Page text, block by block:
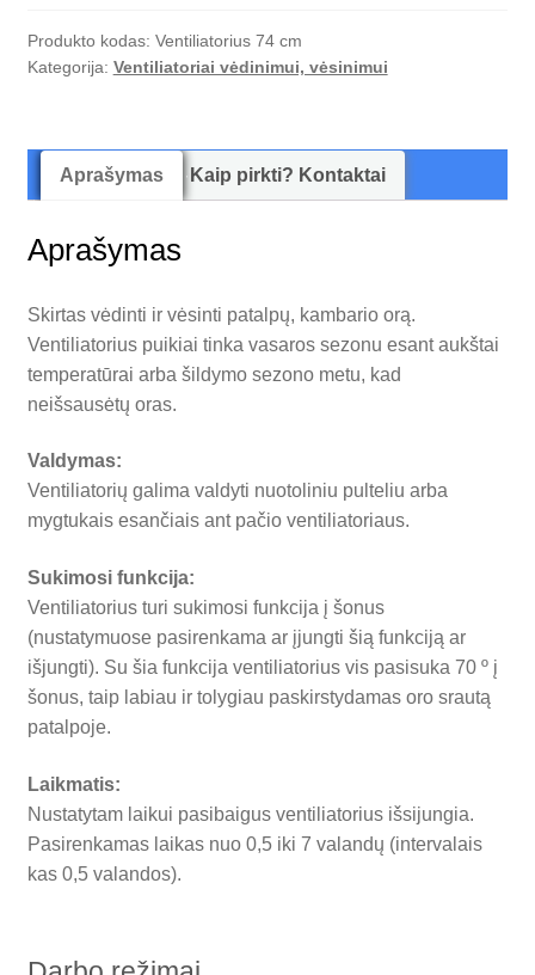
nuotoliniu
valdymo
cm
Produkto kodas: Ventiliatorius 74 cm
Kategorija: Ventiliatoriai vėdinimui, vėsinimui
Aprašymas Kaip pirkti? Kontaktai
Aprašymas
Skirtas vėdinti ir vėsinti patalpų, kambario orą.
Ventiliatorius puikiai tinka vasaros sezonu esant aukštai
temperatūrai arba šildymo sezono metu, kad
neišsausėtų oras.
Valdymas:
Ventiliatorių galima valdyti nuotoliniu pulteliu arba
mygtukais esančiais ant pačio ventiliatoriaus.
Sukimosi funkcija:
Ventiliatorius turi sukimosi funkcija į šonus
(nustatymuose pasirenkama ar įjungti šią funkciją ar
išjungti). Su šia funkcija ventiliatorius vis pasisuka 70 º į
šonus, taip labiau ir tolygiau paskirstydamas oro srautą
patalpoje.
Laikmatis:
Nustatytam laikui pasibaigus ventiliatorius išsijungia.
Pasirenkamas laikas nuo 0,5 iki 7 valandų (intervalais
kas 0,5 valandos).